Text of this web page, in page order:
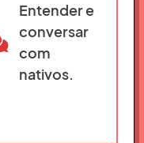
Entender e
conversar
com
nativos.